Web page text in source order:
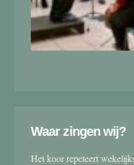
Waar zingen wij?
Het koor repeteert